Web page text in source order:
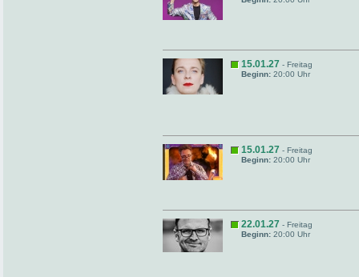
15.01.27 - Freitag
Beginn: 20:00 Uhr
15.01.27 - Freitag
Beginn: 20:00 Uhr
22.01.27 - Freitag
Beginn: 20:00 Uhr